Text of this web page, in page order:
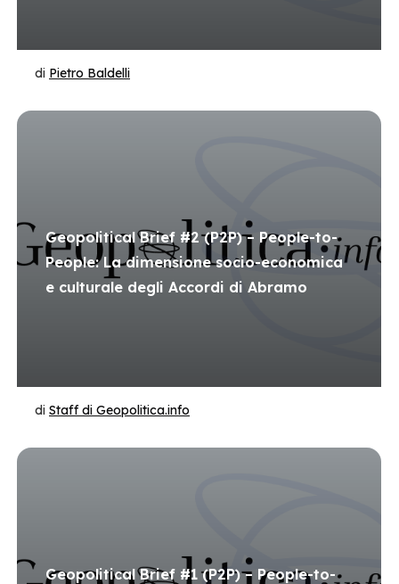
di Pietro Baldelli
Geopolitical Brief #2 (P2P) – People-to-
People: La dimensione socio-economica
e culturale degli Accordi di Abramo
di Staff di Geopolitica.info
Geopolitical Brief #1 (P2P) – People-to-